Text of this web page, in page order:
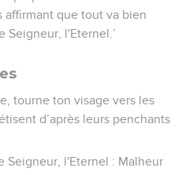
affirmant que tout va bien
Seigneur, l'Eternel.’
tourne ton visage vers les
d’après leurs penchants
Seigneur, l'Eternel : Malheur